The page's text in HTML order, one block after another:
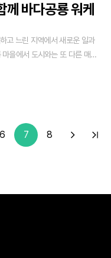
! 숙소도 최대 4명
크게 겹치지 않아 좋았어요. 편
미용실이 근처에 있는 것 등이
께 바다공룡 워케
고 느린 지역에서 새로운 일과
을에서 도시와는 또 다른 매력
수 있어요.
6 7 8